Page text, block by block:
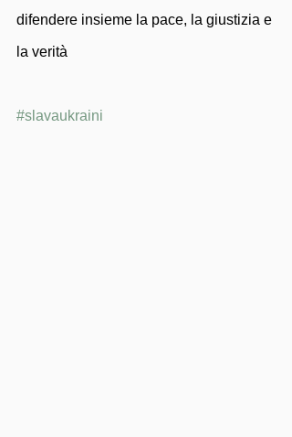
difendere insieme la pace, la giustizia e
la verità
#slavaukraini